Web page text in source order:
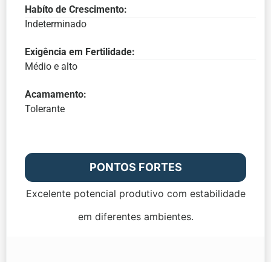
Habíto de Crescimento:
Indeterminado
Exigência em Fertilidade:
Médio e alto
Acamamento:
Tolerante
PONTOS FORTES
Excelente potencial produtivo com estabilidade
em diferentes ambientes.